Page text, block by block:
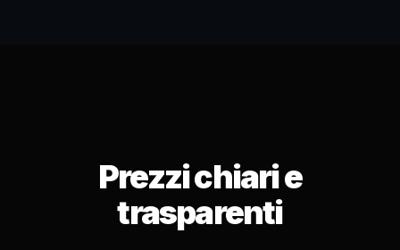
Prezzi chiari e
trasparenti